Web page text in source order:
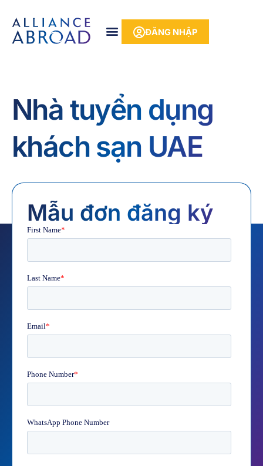
nội
dung
qua
ĐĂNG NHẬP
Nhà tuyển dụng
khách sạn UAE
Mẫu đơn đăng ký